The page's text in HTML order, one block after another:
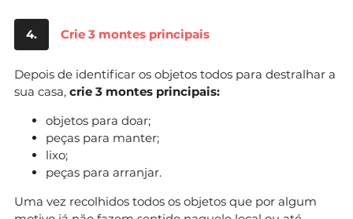
4. Crie 3 montes principais
Depois de identificar os objetos todos para destralhar a
sua casa, crie 3 montes principais:
objetos para doar;
peças para manter;
lixo;
peças para arranjar.
Uma vez recolhidos todos os objetos que por algum